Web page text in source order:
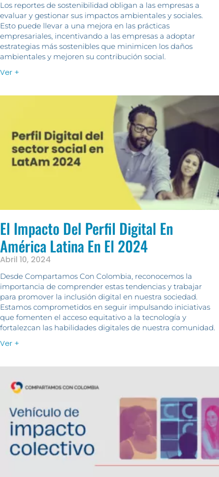
Los reportes de sostenibilidad obligan a las empresas a
evaluar y gestionar sus impactos ambientales y sociales.
Esto puede llevar a una mejora en las prácticas
empresariales, incentivando a las empresas a adoptar
estrategias más sostenibles que minimicen los daños
ambientales y mejoren su contribución social.
Ver +
El Impacto Del Perfil Digital En
América Latina En El 2024
Abril 10, 2024
Desde Compartamos Con Colombia, reconocemos la
importancia de comprender estas tendencias y trabajar
para promover la inclusión digital en nuestra sociedad.
Estamos comprometidos en seguir impulsando iniciativas
que fomenten el acceso equitativo a la tecnología y
fortalezcan las habilidades digitales de nuestra comunidad.
Ver +